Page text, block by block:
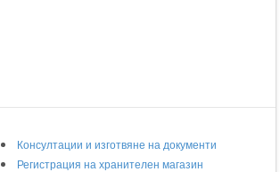
Консултации и изготвяне на документи
Регистрация на хранителен магазин